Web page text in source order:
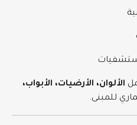
الألوان، الأرضيات، الأبواب،
للمبنى.